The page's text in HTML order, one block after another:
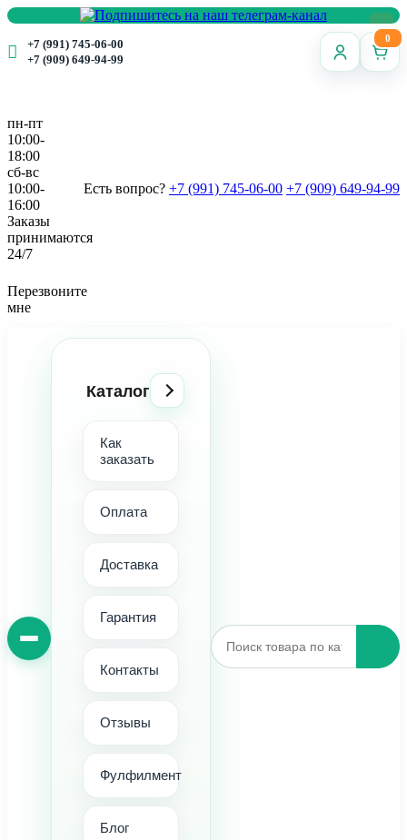
+7 (991) 745-06-00
+7 (909) 649-94-99
0
пн-пт
10:00-
18:00
сб-вс
10:00-
16:00
Заказы
принимаются
24/7
Есть вопрос? +7 (991) 745-06-00 +7 (909) 649-94-99
Перезвоните
мне
Каталог
Как
заказать
Оплата
Доставка
Гарантия
Контакты
Отзывы
Фулфилмент
Блог